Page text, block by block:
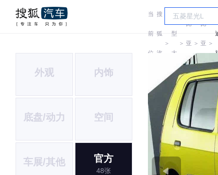
当
前
位
搜
狐
汽
＞
车
型
大
全
＞
比
亚
迪
＞
比
亚
迪
＞
外观 内饰
底盘/动力 空间
车展/其他 官方
48张